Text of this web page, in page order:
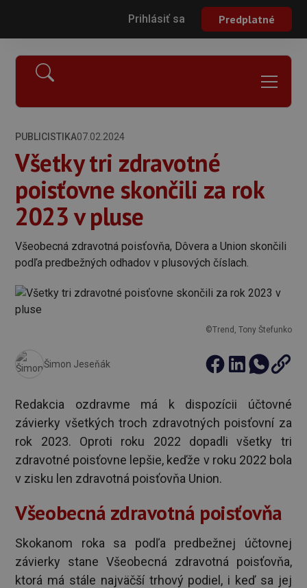
Prihlásiť sa Predplatné
PUBLICISTIKA07.02.2024
Všetky tri zdravotné
poisťovne skončili za rok
2023 v pluse
Všeobecná zdravotná poisťovňa, Dôvera a Union skončili
podľa predbežných odhadov v plusových číslach.
©Trend, Tony Štefunko
Šimon Jeseňák
Redakcia ozdravme má k dispozícii účtovné
závierky všetkých troch zdravotných poisťovní za
rok 2023. Oproti roku 2022 dopadli všetky tri
zdravotné poisťovne lepšie, keďže v roku 2022 bola
v zisku len zdravotná poisťovňa Union.
Všeobecná zdravotná poisťovňa
Skokanom roka sa podľa predbežnej účtovnej
závierky stane Všeobecná zdravotná poisťovňa,
ktorá má stále najväčší trhový podiel, i keď sa jej